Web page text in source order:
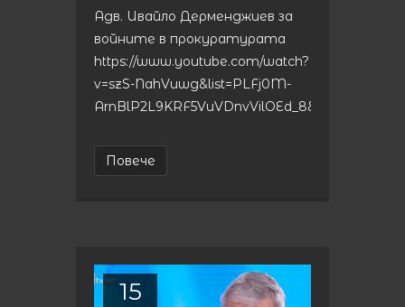
Адв. Ивайло Дерменджиев за
войните в прокуратурата
https://www.youtube.com/watch?
v=szS-NahVuwg&list=PLFj0M-
Повече
15